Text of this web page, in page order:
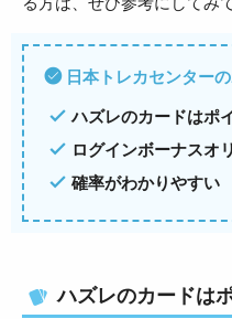
日本トレカセンター
ハズレのカードはポ
ログインボーナスオ
確率がわかりやすい
ハズレのカードは